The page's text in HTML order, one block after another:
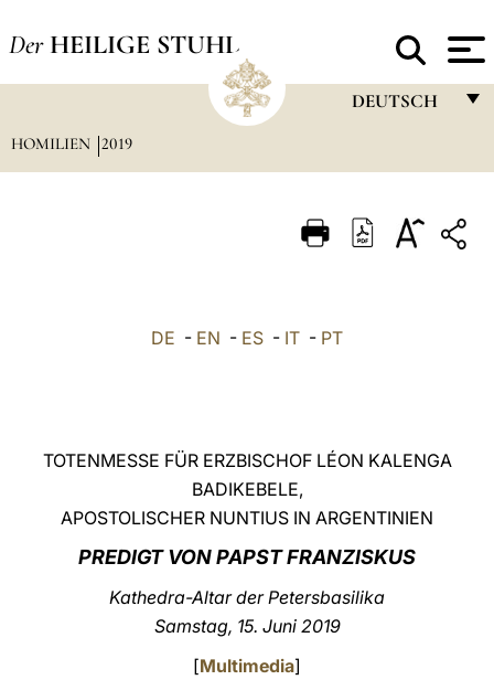
Der HEILIGE STUHL
DEUTSCH
ITALIANO
LATINE
HOMILIEN 2019
DE - EN - ES - IT - PT
TOTENMESSE FÜR ERZBISCHOF LÉON KALENGA
BADIKEBELE,
APOSTOLISCHER NUNTIUS IN ARGENTINIEN
PREDIGT VON PAPST FRANZISKUS
Kathedra-Altar der Petersbasilika
Samstag, 15. Juni 2019
[Multimedia]